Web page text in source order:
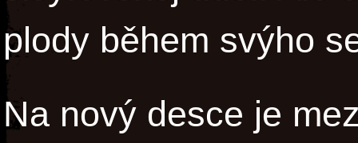
plody během svýho
Na nový desce je